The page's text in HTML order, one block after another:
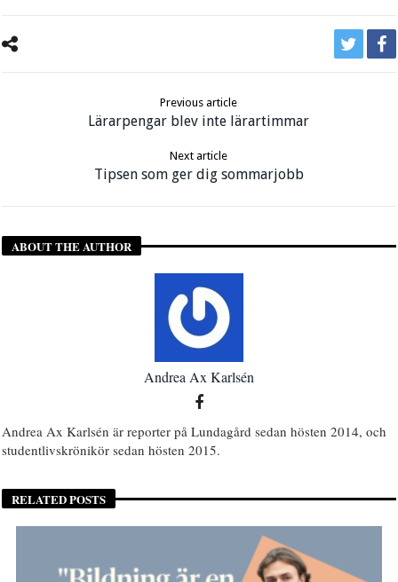
Previous article
Lärarpengar blev inte lärartimmar
Next article
Tipsen som ger dig sommarjobb
ABOUT THE AUTHOR
Andrea Ax Karlsén
Andrea Ax Karlsén är reporter på Lundagård sedan hösten 2014, och
studentlivskrönikör sedan hösten 2015.
RELATED POSTS